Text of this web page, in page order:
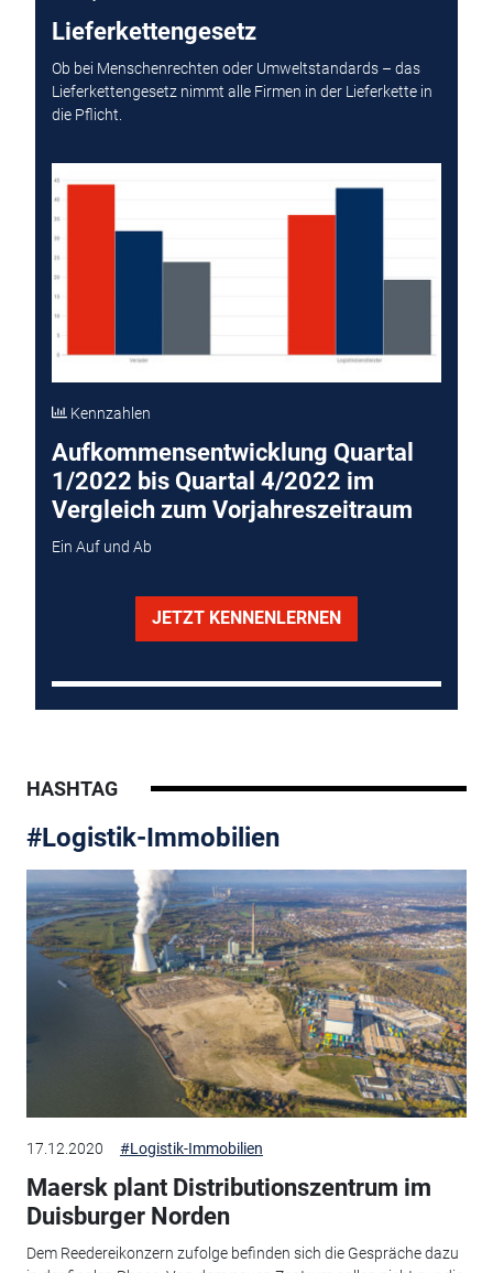
Lieferkettengesetz
Ob bei Menschenrechten oder Umweltstandards – das
Lieferkettengesetz nimmt alle Firmen in der Lieferkette in
die Pflicht.
Kennzahlen
Aufkommensentwicklung Quartal
1/2022 bis Quartal 4/2022 im
Vergleich zum Vorjahreszeitraum
Ein Auf und Ab
JETZT KENNENLERNEN
HASHTAG
#Logistik-Immobilien
17.12.2020 #Logistik-Immobilien
Maersk plant Distributionszentrum im
Duisburger Norden
Dem Reedereikonzern zufolge befinden sich die Gespräche dazu